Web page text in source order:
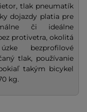
tlak pneumatík
dojazdy platia pre
či ideálne
protivetra, okolitá
bezprofilové
tlak, používanie
takým bicykel
kg.